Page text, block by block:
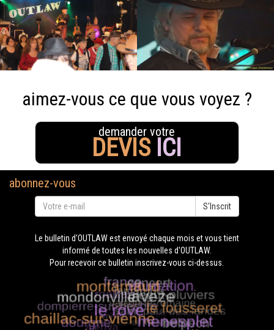
aimez-vous ce que vous voyez ?
demander votre
DEVIS ICI
abonnez-vous
S'Inscrit
Le bulletin d'OUTLAW est envoyé chaque mois et vous tient
informé de toutes les nouvelles d'OUTLAW.
Pour recevoir ce bulletin inscrivez-vous ci-dessus.